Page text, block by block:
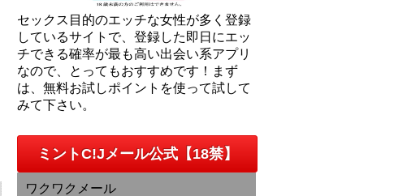
セックス目的のエッチな女性が多く登録
しているサイトで、登録した即日にエッ
チできる確率が最も高い出会い系アプリ
なので、とってもおすすめです！まず
は、無料お試しポイントを使って試して
みて下さい。
ミントC!Jメール公式【18禁】
ワクワクメール